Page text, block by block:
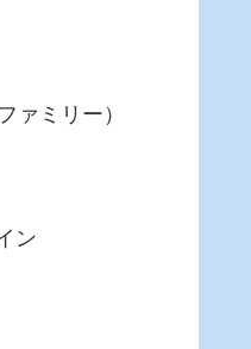
ァミリー）
ン